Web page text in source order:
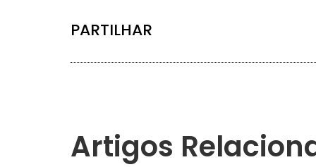
PARTILHAR
Artigos